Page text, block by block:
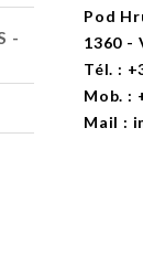
Pod
1360 -
Tél. :
Mob. :
Mail :
-